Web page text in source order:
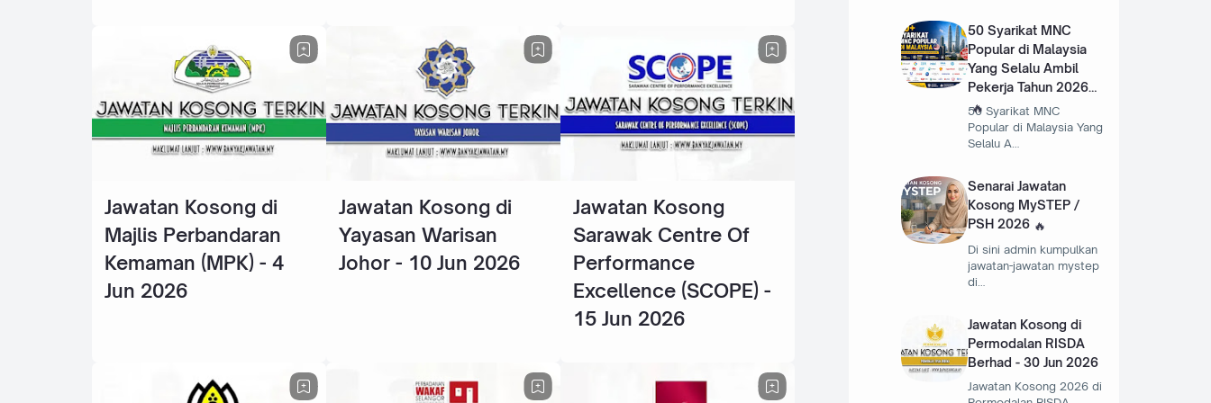
Jawatan Kosong di
Majlis Perbandaran
Kemaman (MPK) - 4
Jun 2026
Jawatan Kosong di
Yayasan Warisan
Johor - 10 Jun 2026
Jawatan Kosong
Sarawak Centre Of
Performance
Excellence (SCOPE) -
15 Jun 2026
50 Syarikat MNC
Popular di Malaysia
Yang Selalu Ambil
Pekerja Tahun 2026
50 Syarikat MNC
Popular di Malaysia Yang
Selalu A…
Senarai Jawatan
Kosong MySTEP /
PSH 2026
Di sini admin kumpulkan
jawatan-jawatan mystep
di…
Jawatan Kosong di
Permodalan RISDA
Berhad - 30 Jun 2026
Jawatan Kosong 2026 di